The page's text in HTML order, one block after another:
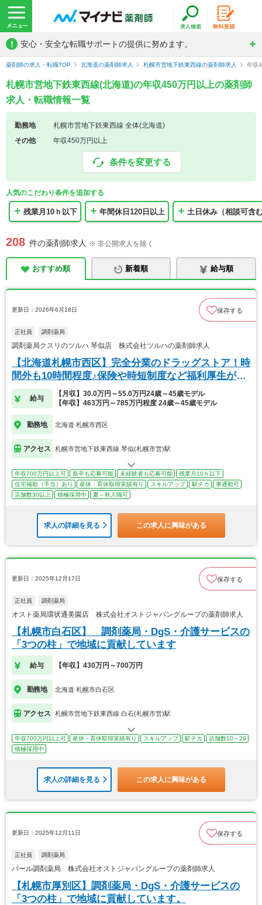
! 安心・安全な転職サポートの提供に努めます。
薬剤師の求人・転職TOP 北海道の薬剤師求人 札幌市営地下鉄東西線の薬剤師求人 年収
札幌市営地下鉄東西線(北海道)の年収450万円以上の薬剤師
求人・転職情報一覧
勤務地
札幌市営地下鉄東西線 全体(北海道)
その他
年収450万円以上
条件を変更する
人気のこだわり条件を追加する
残業月10ｈ以下 年間休日120日以上 土日休み（相談可含
208 件の薬剤師求人 ※ 非公開求人を除く
おすすめ順 新着順 給与順
更新日：2026年6月18日 保存する
正社員 調剤薬局
調剤薬局クスリのツルハ 琴似店 株式会社ツルハの薬剤師求人
【北海道札幌市西区】完全分業のドラッグストア！時
間外も10時間程度♪保険や時短制度など福利厚生が充
実
給与
【月収】30.0万円～55.0万円24歳～45歳モデル
【年収】463万円～785万円程度 24歳～45歳モデル
勤務地 北海道 札幌市西区
アクセス 札幌市営地下鉄東西線 琴似(札幌市営)駅
年収700万円以上可 新卒も応募可能 未経験者も応募可能
残業月10ｈ以下
住宅補助（手当）あり
産休・育休取得実績有り スキルアップ 駅チカ
車通勤可
店舗数30以上
積極採用中 夏～秋入職可
求人の詳細を見る この求人に興味がある
更新日：2025年12月17日 保存する
正社員 調剤薬局
オスト薬局環状通美園店 株式会社オストジャパングループの薬剤師求人
【札幌市白石区】 調剤薬局・DgS・介護サービスの
「3つの柱」で地域に貢献しています
給与 【年収】430万円～700万円
勤務地 北海道 札幌市白石区
アクセス 札幌市営地下鉄東西線 白石(札幌市営)駅
年収700万円以上可 産休・育休取得実績有り スキルアップ 駅チカ
店舗数10～29
積極採用中
求人の詳細を見る この求人に興味がある
更新日：2025年12月11日 保存する
正社員 調剤薬局
パール調剤薬局 株式会社オストジャパングループの薬剤師求人
【札幌市厚別区】調剤薬局・DgS・介護サービスの
「3つの柱」で地域に貢献しています。